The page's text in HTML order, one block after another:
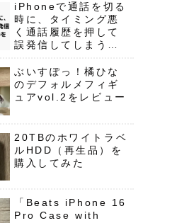
iPhoneで通話を切る
時に、タイミング悪
く通話履歴を押して
誤発信してしまう事
ぶいすぽっ！橘ひな
のデフォルメフィギ
ュアvol.2をレビュー
20TBのホワイトラベ
ルHDD（再生品）を
購入してみた
「Beats iPhone 16
Pro Case with